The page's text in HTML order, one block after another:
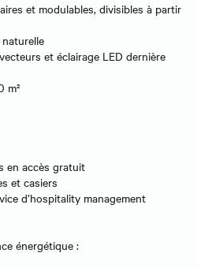
et modulables, divisibles à partir
et éclairage LED dernière
m²
en accès gratuit
et casiers
d’hospitality management
énergétique :